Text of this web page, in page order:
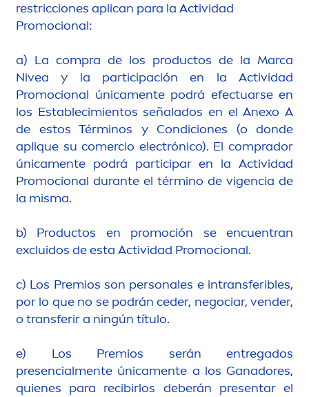
restricciones aplican para la Actividad
Promocional:
a) La compra de los productos de la Marca
Nivea y la participación en la Actividad
Promocional únicamente podrá efectuarse en
los Establecimientos señalados en el Anexo A
de estos Términos y Condiciones (o donde
aplique su comercio electrónico). El comprador
únicamente podrá participar en la Actividad
Promocional durante el término de vigencia de
la misma.
b) Productos en promoción se encuentran
excluidos de esta Actividad Promocional.
c) Los Premios son personales e intransferibles,
por lo que no se podrán ceder, negociar, vender,
o transferir a ningún título.
e) Los Premios serán entregados
presencialmente únicamente a los Ganadores,
quienes para recibirlos deberán presentar el